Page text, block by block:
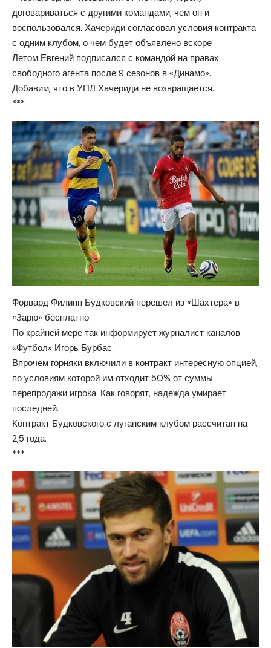
договариваться с другими командами, чем он и
воспользовался. Хачериди согласовал условия контракта
с одним клубом, о чем будет объявлено вскоре
Летом Евгений подписался с командой на правах
свободного агента после 9 сезонов в «Динамо».
Добавим, что в УПЛ Хачериди не возвращается.
***
Форвард Филипп Будковский перешел из «Шахтера» в
«Зарю» бесплатно.
По крайней мере так информирует журналист каналов
«Футбол» Игорь Бурбас.
Впрочем горняки включили в контракт интересную опцией,
по условиям которой им отходит 50% от суммы
перепродажи игрока. Как говорят, надежда умирает
последней.
Контракт Будковского с луганским клубом рассчитан на
2,5 года.
***